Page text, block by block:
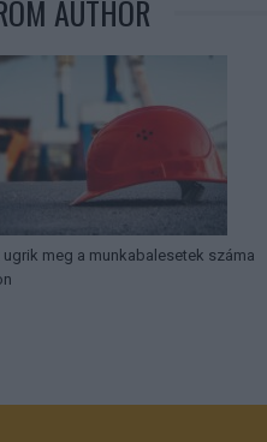
AUTHOR
ugrik meg a munkabalesetek száma